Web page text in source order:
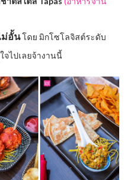
ม่อั้นโดย มิกโซโลจิสต์ระดับ
จไปเลยจ้างานนี้